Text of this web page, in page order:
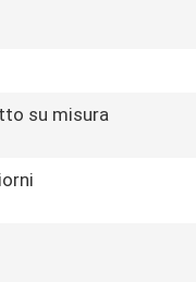
su misura